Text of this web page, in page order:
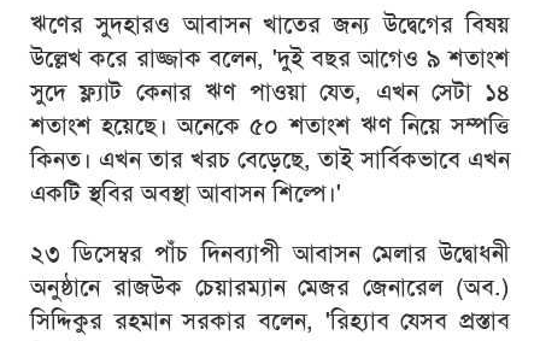
ঋণের সুদহারও আবাসন খাতের জন্য উদ্বেগের বিষয়
উল্লেখ করে রাজ্জাক বলেন, 'দুই বছর আগেও ৯ শতাংশ
সুদে ফ্ল্যাট কেনার ঋণ পাওয়া যেত, এখন সেটা ১৪
শতাংশ হয়েছে। অনেকে ৫০ শতাংশ ঋণ নিয়ে সম্পত্তি
কিনত। এখন তার খরচ বেড়েছে, তাই সার্বিকভাবে এখন
একটি স্থবির অবস্থা আবাসন শিল্পে।'
২৩ ডিসেম্বর পাঁচ দিনব্যাপী আবাসন মেলার উদ্বোধনী
অনুষ্ঠানে রাজউক চেয়ারম্যান মেজর জেনারেল (অব.)
সিদ্দিকুর রহমান সরকার বলেন, 'রিহ্যাব যেসব প্রস্তাব